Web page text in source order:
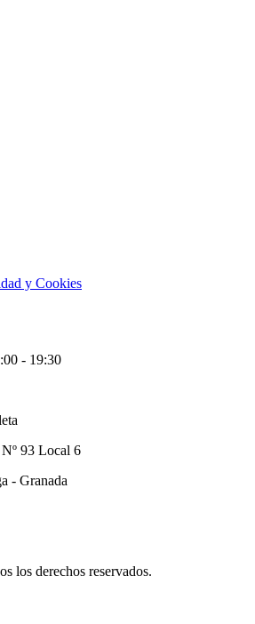
y Cookies
- 19:30
93 Local 6
- Granada
los derechos reservados.